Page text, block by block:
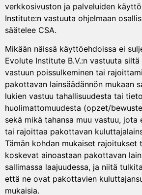
verkkosivuston ja palveluiden
Institute:n vastuuta ohjelmaan
säätelee CSA.
Mikään näissä käyttöehdoissa ei
Evolute Institute B.V.:n vastuuta
vastuun poissulkeminen tai
pakottavan lainsäädännön mukaan
lukien vastuu tahallisuudesta tai
huolimattomuudesta (opzet/
sekä mikä tahansa muu vastuu, jota
tai rajoittaa pakottavan
Tämän kohdan mukaiset rajoitukset
koskevat ainoastaan pakottavan
sallimassa laajuudessa, ja niitä
että ne ovat pakottavien
mukaisia.